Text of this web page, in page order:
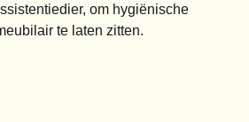
om hygiënische
te laten zitten.